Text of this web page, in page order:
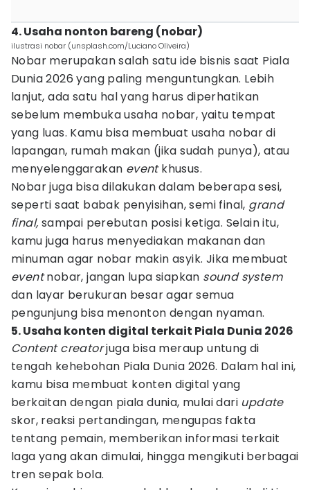
4. Usaha nonton bareng (nobar)
ilustrasi nobar (unsplash.com/Luciano Oliveira)
Nobar merupakan salah satu ide bisnis saat Piala
Dunia 2026 yang paling menguntungkan. Lebih
lanjut, ada satu hal yang harus diperhatikan
sebelum membuka usaha nobar, yaitu tempat
yang luas. Kamu bisa membuat usaha nobar di
lapangan, rumah makan (jika sudah punya), atau
menyelenggarakan eventkhusus.
Nobar juga bisa dilakukan dalam beberapa sesi,
seperti saat babak penyisihan, semi final, grand
final, sampai perebutan posisi ketiga. Selain itu,
kamu juga harus menyediakan makanan dan
minuman agar nobar makin asyik. Jika membuat
eventnobar, jangan lupa siapkan sound system
dan layar berukuran besar agar semua
pengunjung bisa menonton dengan nyaman.
5. Usaha konten digital terkait Piala Dunia 2026
Content creatorjuga bisa meraup untung di
tengah kehebohan Piala Dunia 2026. Dalam hal ini,
kamu bisa membuat konten digital yang
berkaitan dengan piala dunia, mulai dari update
skor, reaksi pertandingan, mengupas fakta
tentang pemain, memberikan informasi terkait
laga yang akan dimulai, hingga mengikuti berbagai
tren sepak bola.